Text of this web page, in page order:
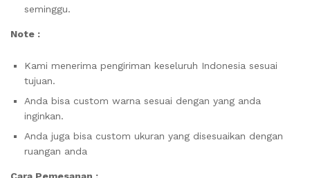
seminggu.
Note :
Kami menerima pengiriman keseluruh Indonesia sesuai
tujuan.
Anda bisa custom warna sesuai dengan yang anda
inginkan.
Anda juga bisa custom ukuran yang disesuaikan dengan
ruangan anda